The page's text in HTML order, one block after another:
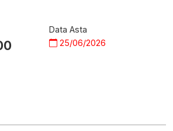
Data Asta
25/06/2026